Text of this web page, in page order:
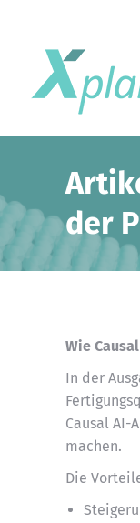
der
Wie
In der
Causal AI-
machen.
Die